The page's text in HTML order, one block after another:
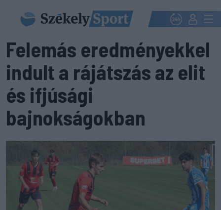
Felemás eredményekkel
indult a rájátszás az elit
és ifjúsági
bajnokságokban